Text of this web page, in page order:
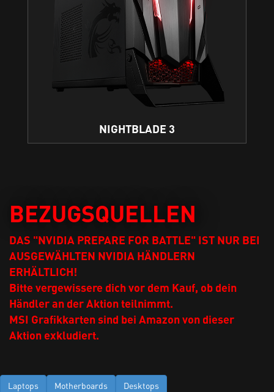
NIGHTBLADE 3
BEZUGSQUELLEN
DAS "NVIDIA PREPARE FOR BATTLE" IST NUR BEI
AUSGEWÄHLTEN NVIDIA HÄNDLERN
ERHÄLTLICH!
Bitte vergewissere dich vor dem Kauf, ob dein
Händler an der Aktion teilnimmt.
MSI Grafikkarten sind bei Amazon von dieser
Aktion exkludiert.
Laptops Motherboards Desktops